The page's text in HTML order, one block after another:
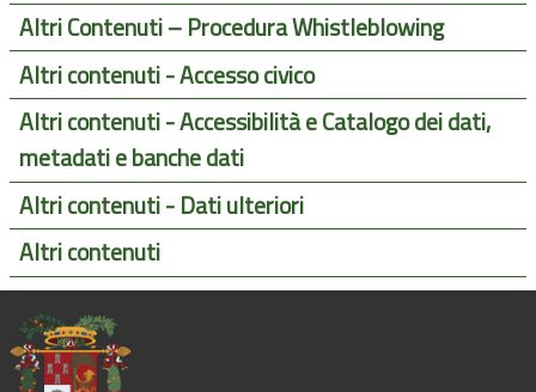
Altri Contenuti – Procedura Whistleblowing
Altri contenuti - Accesso civico
Altri contenuti - Accessibilità e Catalogo dei dati,
metadati e banche dati
Altri contenuti - Dati ulteriori
Altri contenuti